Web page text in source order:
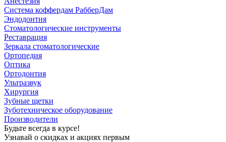
Система коффердам РабберДам
Эндодонтия
Стоматологические инструменты
Реставрация
Зеркала стоматологические
Ортопедия
Оптика
Ортодонтия
Ультразвук
Хирургия
Зубные щетки
Зуботехническое оборудование
Производители
Будьте всегда в курсе!
Узнавай о скидках и акциях первым